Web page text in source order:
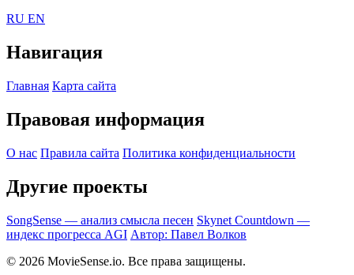
RU EN
Навигация
Главная Карта сайта
Правовая информация
О нас Правила сайта Политика конфиденциальности
Другие проекты
SongSense — анализ смысла песен Skynet Countdown —
индекс прогресса AGI Автор: Павел Волков
© 2026 MovieSense.io. Все права защищены.